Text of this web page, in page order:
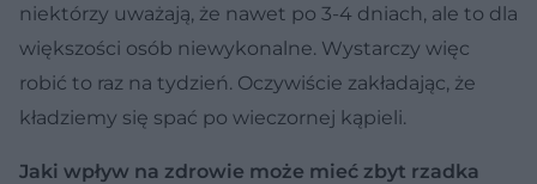
niektórzy uważają, że nawet po 3-4 dniach, ale to dla
większości osób niewykonalne. Wystarczy więc
robić to raz na tydzień. Oczywiście zakładając, że
kładziemy się spać po wieczornej kąpieli.
Jaki wpływ na zdrowie może mieć zbyt rzadka